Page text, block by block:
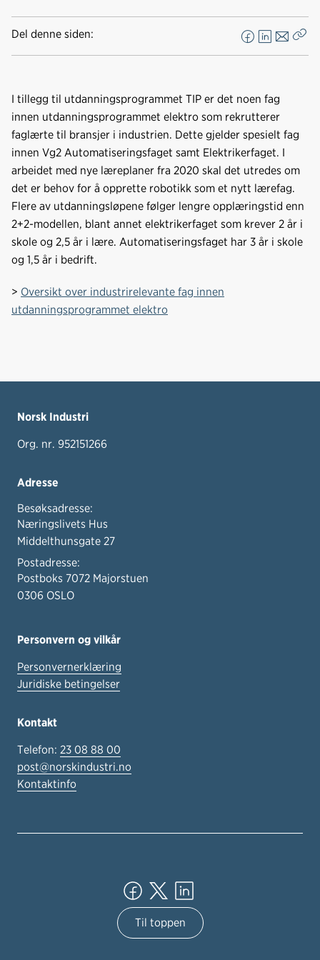
Del denne siden:
F
a
e
b
o
L
i
k
e
d
n
E
-
o
s
t
I tillegg til utdanningsprogrammet TIP er det noen fag
innen utdanningsprogrammet elektro som rekrutterer
faglærte til bransjer i industrien. Dette gjelder spesielt fag
innen Vg2 Automatiseringsfaget samt Elektrikerfaget. I
arbeidet med nye læreplaner fra 2020 skal det utredes om
det er behov for å opprette robotikk som et nytt lærefag.
Flere av utdanningsløpene følger lengre opplæringstid enn
2+2-modellen, blant annet elektrikerfaget som krever 2 år i
skole og 2,5 år i lære. Automatiseringsfaget har 3 år i skole
og 1,5 år i bedrift.
> Oversikt over industrirelevante fag innen
utdanningsprogrammet elektro
Norsk Industri
Org. nr. 952151266
Adresse
Besøksadresse:
Næringslivets Hus
Middelthunsgate 27
Postadresse:
Postboks 7072 Majorstuen
0306 OSLO
Personvern og vilkår
Personvernerklæring
Juridiske betingelser
Kontakt
Telefon: 23 08 88 00
post@norskindustri.no
Kontaktinfo
Til toppen